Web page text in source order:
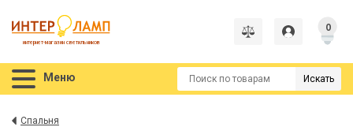
интернет-магазин светильников
0
Меню Искать
Спальня